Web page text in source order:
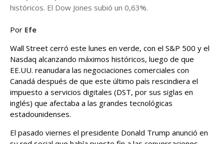
históricos. El Dow Jones subió un 0,63%.
Por Efe
Wall Street cerró este lunes en verde, con el S&P 500 y el
Nasdaq alcanzando máximos históricos, luego de que
EE.UU. reanudara las negociaciones comerciales con
Canadá después de que este último país rescindiera el
impuesto a servicios digitales (DST, por sus siglas en
inglés) que afectaba a las grandes tecnológicas
estadounidenses.
El pasado viernes el presidente Donald Trump anunció en